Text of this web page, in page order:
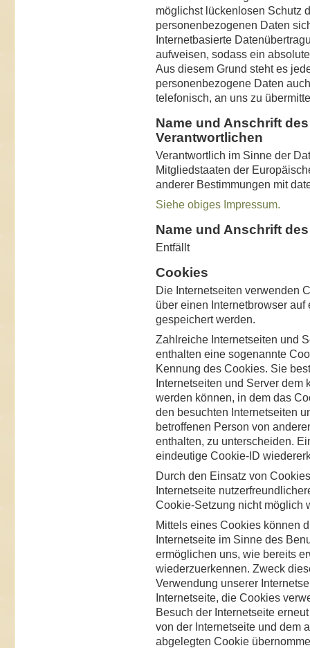
möglichst lückenlosen Schutz
personenbezogenen Daten
Internetbasierte
aufweisen, sodass ein
Aus diesem Grund steht es
personenbezogene Daten
telefonisch, an uns zu
Name und Anschrift
Verantwortlichen
Verantwortlich im Sinne der
Mitgliedstaaten der
anderer Bestimmungen mit
Siehe obiges Impressum.
Name und Anschrift
Entfällt
Cookies
Die Internetseiten verwenden
über einen Internetbrowser
gespeichert werden.
Zahlreiche Internetseiten und
enthalten eine sogenannte
Kennung des Cookies. Sie
Internetseiten und Server dem
werden können, in dem das
den besuchten Internetseiten
betroffenen Person von
enthalten, zu unterscheiden.
eindeutige Cookie-ID
Durch den Einsatz von
Internetseite
Cookie-Setzung nicht möglich
Mittels eines Cookies können
Internetseite im Sinne des
ermöglichen uns, wie bereits
wiederzuerkennen. Zweck
Verwendung unserer
Internetseite, die Cookies
Besuch der Internetseite
von der Internetseite und dem
abgelegten Cookie